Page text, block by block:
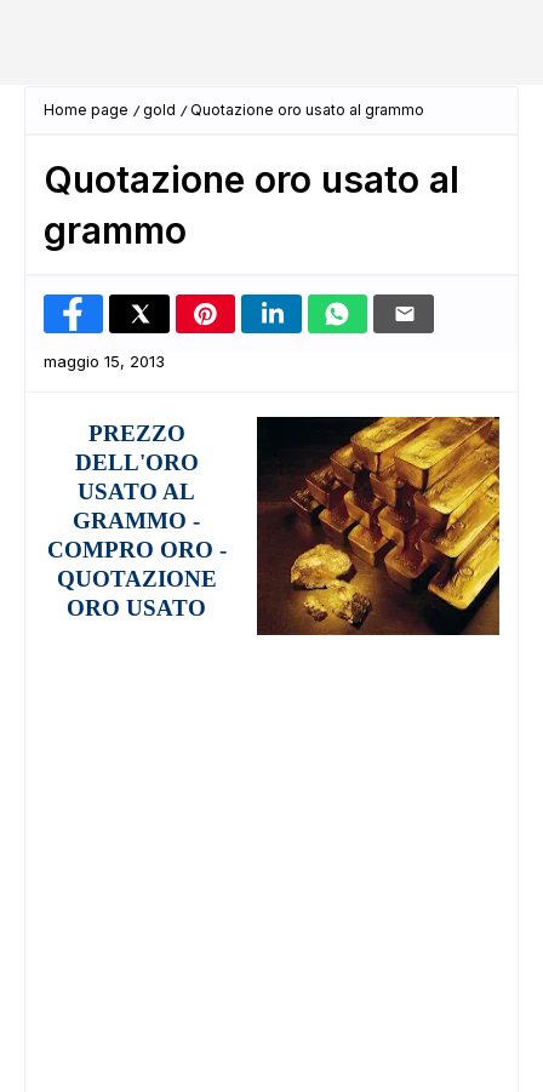
Home page gold Quotazione oro usato al grammo
Quotazione oro usato al
grammo
maggio 15, 2013
PREZZO
DELL'ORO
USATO AL
GRAMMO -
COMPRO ORO -
QUOTAZIONE
ORO USATO